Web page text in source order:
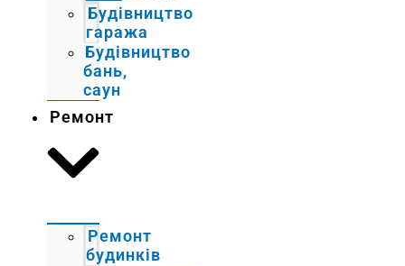
Будівництво
гаража
Будівництво
бань,
саун
Ремонт
Ремонт
будинків